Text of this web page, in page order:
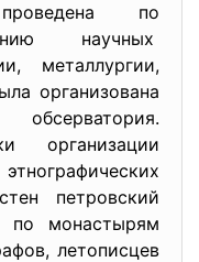
по
научных
металлургии,
организована
организации
петровский
по монастырям
летописцев